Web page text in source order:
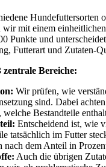
Hundefuttersorten
wir mit einem
Punkte und
Futterart und Zutaten-
Bereiche:
Wir prüfen, wie
sind. Dabei
welche Bestandteile
Entscheidend ist, wie
tatsächlich im Futter
nach dem Anteil in
Auch die übrigen